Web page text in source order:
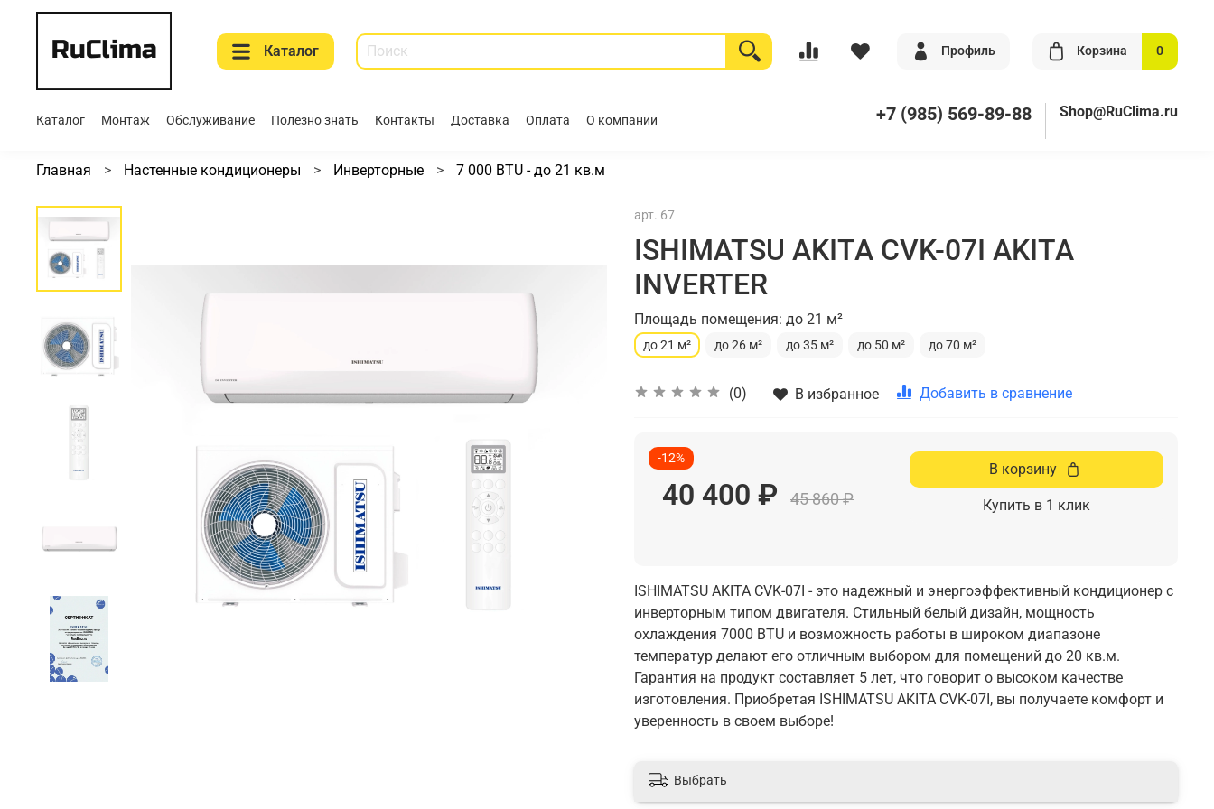
Каталог Профиль Корзина 0
Каталог Монтаж Обслуживание Полезно знать Контакты Доставка Оплата О компании +7 (985) 569-89-88 Shop@RuClima.ru
Главная Настенные кондиционеры Инверторные 7 000 BTU - до 21 кв.м
арт. 67
ISHIMATSU AKITA CVK-07I AKITA
INVERTER
Площадь помещения: до 21 м²
до 21 м² до 26 м² до 35 м² до 50 м² до 70 м²
(0) В избранное Добавить в сравнение
-12%
40 400 ₽ 45 860 ₽
В корзину
Купить в 1 клик
ISHIMATSU AKITA CVK-07I - это надежный и энергоэффективный кондиционер с
инверторным типом двигателя. Стильный белый дизайн, мощность
охлаждения 7000 BTU и возможность работы в широком диапазоне
температур делают его отличным выбором для помещений до 20 кв.м.
Гарантия на продукт составляет 5 лет, что говорит о высоком качестве
изготовления. Приобретая ISHIMATSU AKITA CVK-07I, вы получаете комфорт и
уверенность в своем выборе!
Выбрать